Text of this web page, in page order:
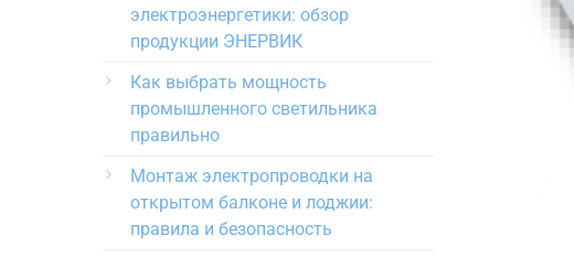
электроэнергетики: обзор
продукции ЭНЕРВИК
Как выбрать мощность
промышленного светильника
правильно
Монтаж электропроводки на
открытом балконе и лоджии:
правила и безопасность